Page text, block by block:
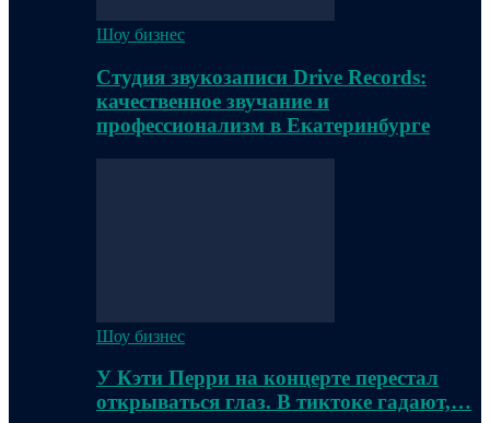
Шоу бизнес
Студия звукозаписи Drive Records:
качественное звучание и
профессионализм в Екатеринбурге
Шоу бизнес
У Кэти Перри на концерте перестал
открываться глаз. В тиктоке гадают,…